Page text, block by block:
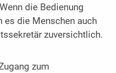
die Bedienung
es die Menschen auch
zuversichtlich.
zum